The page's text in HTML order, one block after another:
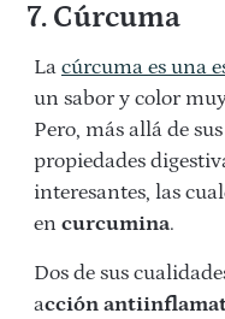
7. Cúrcuma
La cúrcuma es una
un sabor y color
Pero, más allá de
propiedades
interesantes, las
en curcumina.
Dos de sus
acción